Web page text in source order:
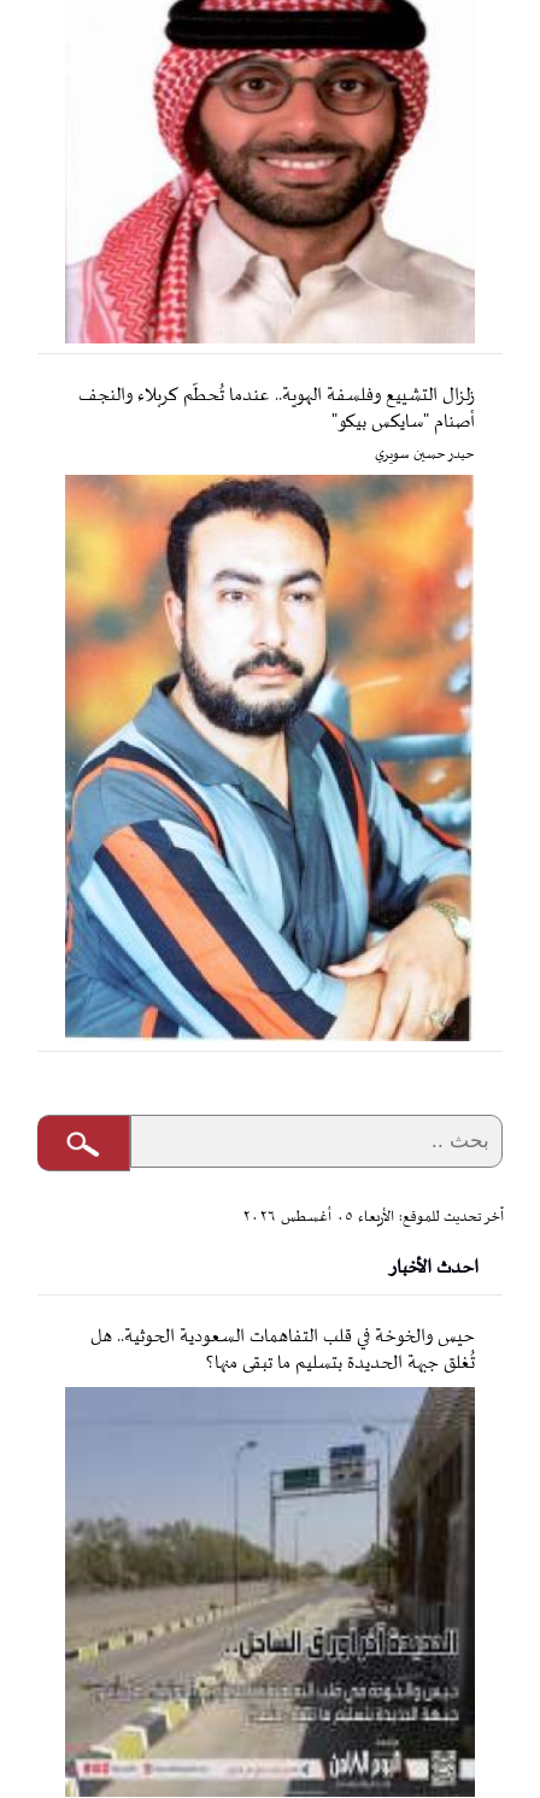
زلزال التشييع وفلسفة الهوية.. عندما تُحطّم كربلاء والنجف
أصنام "سايكس بيكو"
حيدر حسين سويري
آخر تحديث للموقع: الأربعاء ٠٥ أغسطس ٢٠٢٦
احدث الأخبار
حيس والخوخة في قلب التفاهمات السعودية الحوثية.. هل
تُغلق جبهة الحديدة بتسليم ما تبقى منها؟